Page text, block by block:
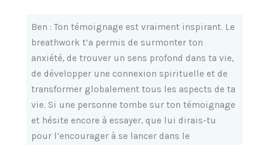
Ben : Ton témoignage est vraiment inspirant. Le
breathwork t’a permis de surmonter ton
anxiété, de trouver un sens profond dans ta vie,
de développer une connexion spirituelle et de
transformer globalement tous les aspects de ta
vie. Si une personne tombe sur ton témoignage
et hésite encore à essayer, que lui dirais-tu
pour l’encourager à se lancer dans le